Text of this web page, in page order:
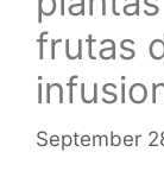
frutas
September